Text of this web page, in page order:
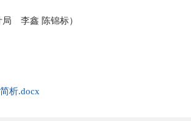
李鑫 陈锦标）
析.docx